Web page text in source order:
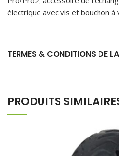
électrique avec vis et bouchon à
TERMES & CONDITIONS DE
PRODUITS